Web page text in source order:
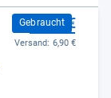
Gebraucht
87,25 €
Versand: 6,90 €